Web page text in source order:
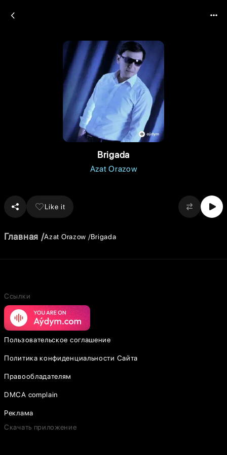
Brigada
Azat Orazow
Like it
Главная Azat Orazow Brigada
Ссылки
Пользовательское соглашение
Политика конфиденциальности Сайта
Правообладателям
DMCA complain
Реклама
Скачать приложение